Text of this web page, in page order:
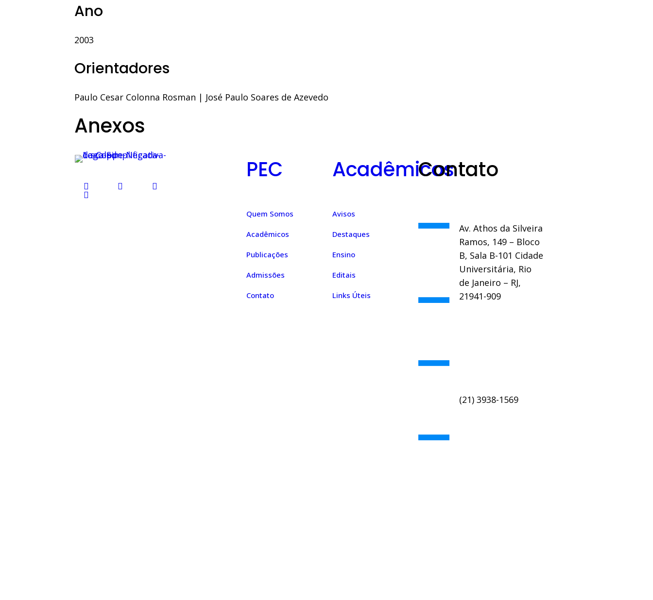
Ano
2003
Orientadores
Paulo Cesar Colonna Rosman | José Paulo Soares de Azevedo
Anexos
PEC
Quem Somos
Acadêmicos
Publicações
Admissões
Contato
Acadêmicos
Avisos
Destaques
Ensino
Editais
Links Úteis
Contato
Av. Athos da Silveira
Ramos, 149 – Bloco
B, Sala B-101 Cidade
Universitária, Rio
de Janeiro – RJ,
21941-909
(21) 3938-1569